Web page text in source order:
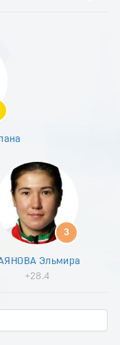
5
3
Эльмира
+28.4